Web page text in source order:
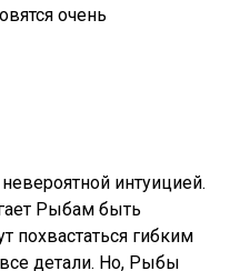
очень
интуицией.
Рыбам быть
похвастаться гибким
детали. Но, Рыбы